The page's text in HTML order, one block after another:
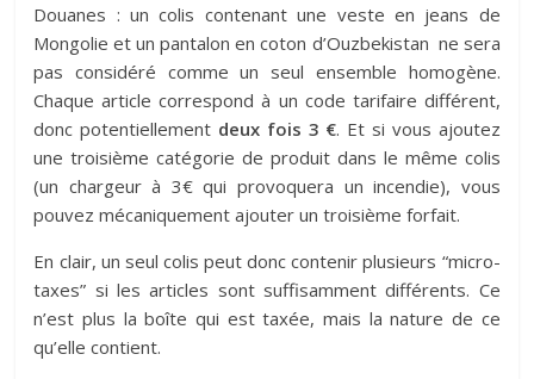
Douanes : un colis contenant une veste en jeans de
Mongolie et un pantalon en coton d’Ouzbekistan ne sera
pas considéré comme un seul ensemble homogène.
Chaque article correspond à un code tarifaire différent,
donc potentiellement deux fois 3 €. Et si vous ajoutez
une troisième catégorie de produit dans le même colis
(un chargeur à 3€ qui provoquera un incendie), vous
pouvez mécaniquement ajouter un troisième forfait.
En clair, un seul colis peut donc contenir plusieurs “micro-
taxes” si les articles sont suffisamment différents. Ce
n’est plus la boîte qui est taxée, mais la nature de ce
qu’elle contient.